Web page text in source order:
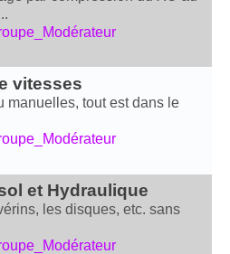
vitesses
manuelles, tout est dans le
et Hydraulique
les disques, etc. sans